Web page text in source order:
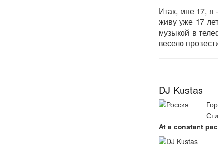
Итак, мне 17, я
живу уже 17
музыкой в
весело
DJ Kustas
At a constant